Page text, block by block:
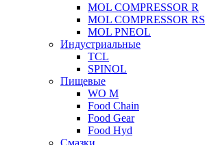
MOL COMPRESSOR R
MOL COMPRESSOR RS
MOL PNEOL
Индустриальные
TCL
SPINOL
Пищевые
WO M
Food Chain
Food Gear
Food Hyd
Смазки